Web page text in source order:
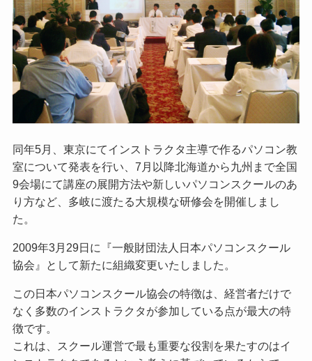
同年5月、東京にてインストラクタ主導で作るパソコン教
室について発表を行い、7月以降北海道から九州まで全国
9会場にて講座の展開方法や新しいパソコンスクールのあ
り方など、多岐に渡たる大規模な研修会を開催しまし
た。
2009年3月29日に『一般財団法人日本パソコンスクール
協会』として新たに組織変更いたしました。
この日本パソコンスクール協会の特徴は、経営者だけで
なく多数のインストラクタが参加している点が最大の特
徴です。
これは、スクール運営で最も重要な役割を果たすのはイ